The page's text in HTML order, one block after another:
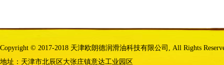
Copyright © 2017-2018 天津欧朗德润滑油科技有限公司, All Rights
地址：天津市北辰区大张庄镇意达工业园区